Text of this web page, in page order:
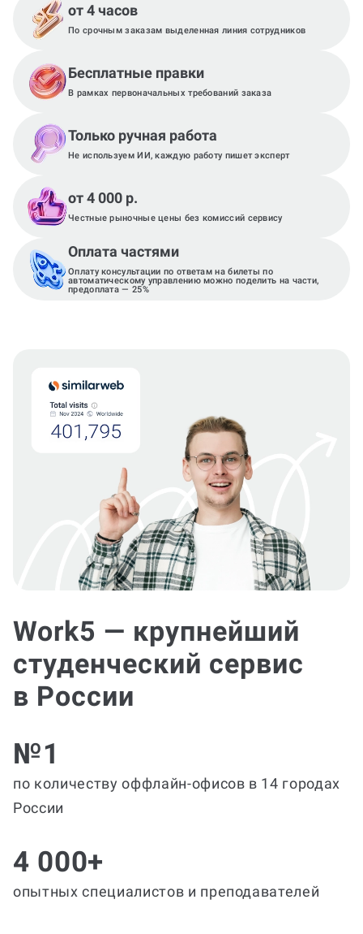
от 4 часов
По срочным заказам выделенная линия сотрудников
Бесплатные правки
В рамках первоначальных требований заказа
Только ручная работа
Не используем ИИ, каждую работу пишет эксперт
от 4 000 р.
Честные рыночные цены без комиссий сервису
Оплата частями
Оплату консультации по ответам на билеты по
автоматическому управлению можно поделить на части,
предоплата — 25%
Work5 — крупнейший
студенческий сервис
в России
№1
по количеству оффлайн-офисов в 14 городах
России
4 000+
опытных специалистов и преподавателей